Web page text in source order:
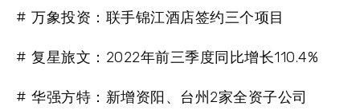
# 万象投资：联手锦江酒店签约三个项目
# 复星旅文：2022年前三季度同比增长110.4%
# 华强方特：新增资阳、台州2家全资子公司